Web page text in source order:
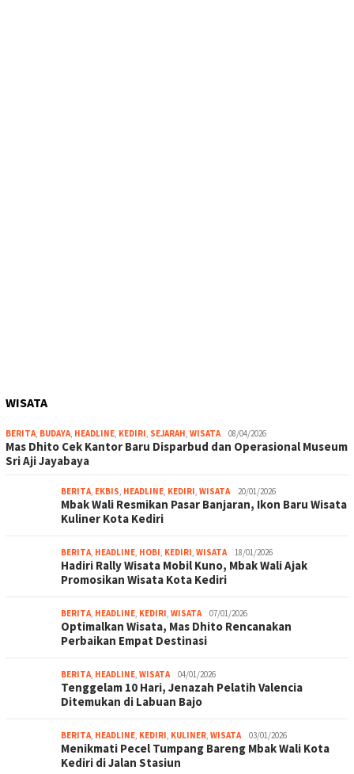
WISATA
BERITA, BUDAYA, HEADLINE, KEDIRI, SEJARAH, WISATA 08/04/2026
Mas Dhito Cek Kantor Baru Disparbud dan Operasional Museum
Sri Aji Jayabaya
BERITA, EKBIS, HEADLINE, KEDIRI, WISATA 20/01/2026
Mbak Wali Resmikan Pasar Banjaran, Ikon Baru Wisata
Kuliner Kota Kediri
BERITA, HEADLINE, HOBI, KEDIRI, WISATA 18/01/2026
Hadiri Rally Wisata Mobil Kuno, Mbak Wali Ajak
Promosikan Wisata Kota Kediri
BERITA, HEADLINE, KEDIRI, WISATA 07/01/2026
Optimalkan Wisata, Mas Dhito Rencanakan
Perbaikan Empat Destinasi
BERITA, HEADLINE, WISATA 04/01/2026
Tenggelam 10 Hari, Jenazah Pelatih Valencia
Ditemukan di Labuan Bajo
BERITA, HEADLINE, KEDIRI, KULINER, WISATA 03/01/2026
Menikmati Pecel Tumpang Bareng Mbak Wali Kota
Kediri di Jalan Stasiun